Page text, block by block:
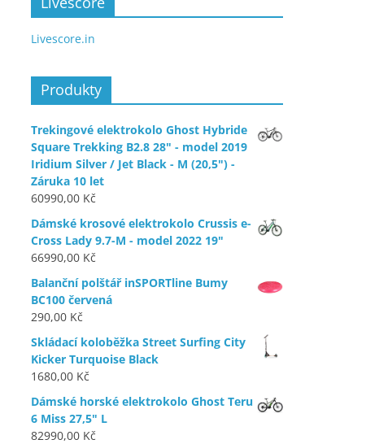
Livescore.in
Produkty
Trekingové elektrokolo Ghost Hybride
Square Trekking B2.8 28" - model 2019
Iridium Silver / Jet Black - M (20,5") -
Záruka 10 let
60990,00 Kč
Dámské krosové elektrokolo Crussis e-
Cross Lady 9.7-M - model 2022 19"
66990,00 Kč
Balanční polštář inSPORTline Bumy
BC100 červená
290,00 Kč
Skládací koloběžka Street Surfing City
Kicker Turquoise Black
1680,00 Kč
Dámské horské elektrokolo Ghost Teru
6 Miss 27,5" L
82990,00 Kč